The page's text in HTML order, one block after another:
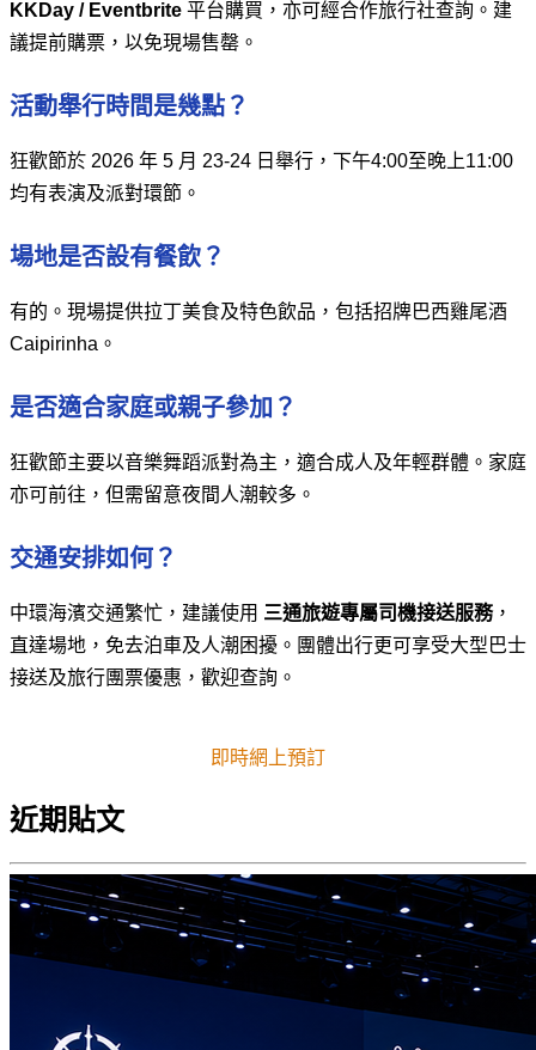
KKDay / Eventbrite 平台購買，亦可經合作旅行社查詢。建
議提前購票，以免現場售罄。
活動舉行時間是幾點？
狂歡節於 2026 年 5 月 23-24 日舉行，下午4:00至晚上11:00
均有表演及派對環節。
場地是否設有餐飲？
有的。現場提供拉丁美食及特色飲品，包括招牌巴西雞尾酒
Caipirinha。
是否適合家庭或親子參加？
狂歡節主要以音樂舞蹈派對為主，適合成人及年輕群體。家庭
亦可前往，但需留意夜間人潮較多。
交通安排如何？
中環海濱交通繁忙，建議使用 三通旅遊專屬司機接送服務，
直達場地，免去泊車及人潮困擾。團體出行更可享受大型巴士
接送及旅行團票優惠，歡迎查詢。
即時網上預訂
近期貼文